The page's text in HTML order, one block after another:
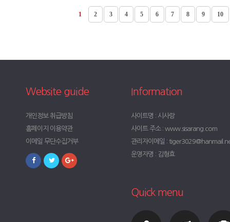
1 2 3 4 5 6 7 8 9 10
Website guide
개인정보 취급방침
홈페이지 이용약관
이메일 무단수집거부
Information
사이트명 : 시사랑
사이트 주소 : www.sisarang.com
관리자이메일 :
운영자명 : 김형효
Quick menu